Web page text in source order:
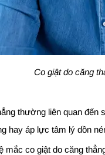
Co giật do căng
thường liên quan
hay áp lực tâm lý dồn
mắc co giật do căng